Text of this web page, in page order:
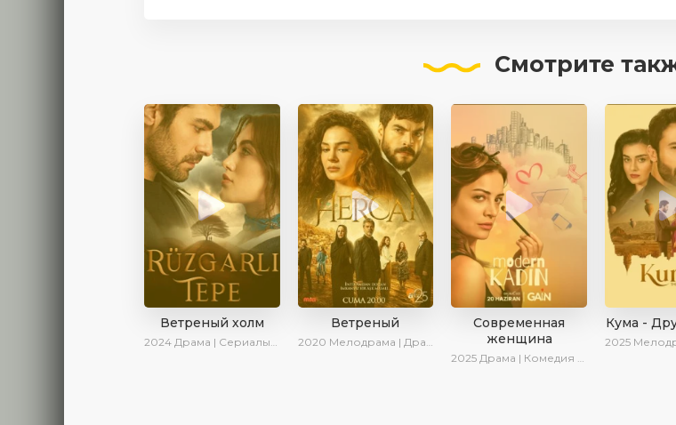
Смотрите
Ветреный холм
2024 Драма | Сериалы 2024
Ветреный
2020 Мелодрама | Драма | SesDizi | Ирина Котова | AveTurk
Современная
женщина
2025 Драма | Комедия | Новинки | Сериалы 2025
Кума -
2025 Мелодрама |